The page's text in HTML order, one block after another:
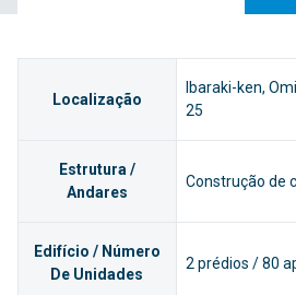
Localização
Ibaraki-ken,
25
Estrutura /
Andares
Construção de
Edifício / Número
De Unidades
2 prédios / 80